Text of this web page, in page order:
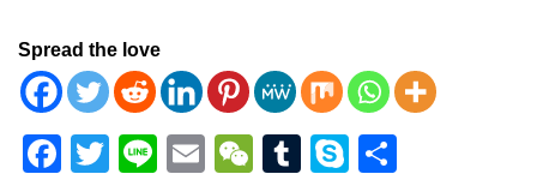
Spread the love
F
T
Li
E
W
T
S